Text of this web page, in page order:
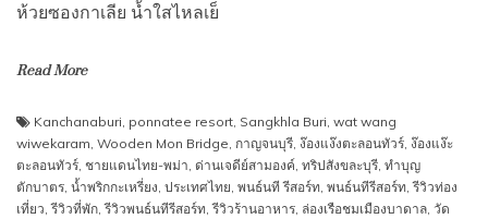
ห้วยซองกาเลีย น้ำใสไหลเย็
Read More
Kanchanaburi, ponnatee resort, Sangkhla Buri, wat wang
wiwekaram, Wooden Mon Bridge, กาญจนบุรี, ง๊องแง๊งตะลอนทัวร์, ง๊องแง๊ะ
ตะลอนทัวร์, ชายแดนไทย-พม่า, ด่านเจดีย์สามองค์, ทริปสังขละบุรี, ทำบุญ
ตักบาตร, น้ำพริกกะเหรี่ยง, ประเทศไทย, พนธ์นที รีสอร์ท, พนธ์นทีรีสอร์ท,รีวิวท่อง
เที่ยว,รีวิวที่พัก,รีวิวพนธ์นทีรีสอร์ท,รีวิวร้านอาหาร, ล่องเรือชมเมืองบาดาล, วัด